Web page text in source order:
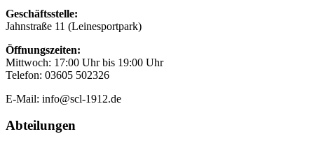
Geschäftsstelle:
Jahnstraße 11 (Leinesportpark)
Öffnungszeiten:
Mittwoch: 17:00 Uhr bis 19:00 Uhr
Telefon: 03605 502326
E-Mail: info@scl-1912.de
Abteilungen